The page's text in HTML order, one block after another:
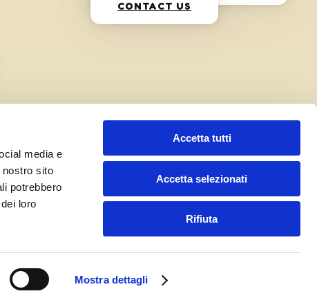
media e
sito
potrebbero
loro
Mostra dettagli
Accetta tutti
Accetta selezionati
Rifiuta
CONTACT US